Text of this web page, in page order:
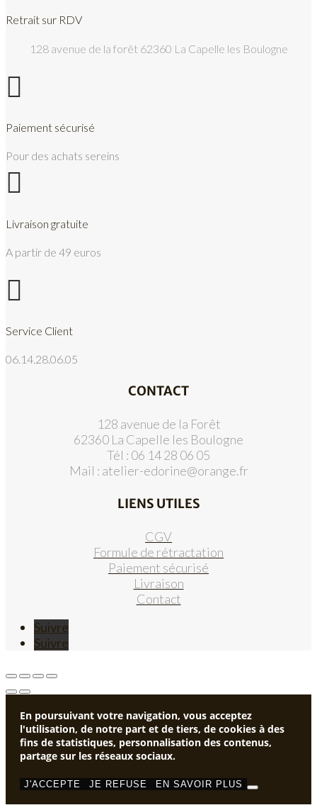
Retrait sur RDV
128 avenue de la forêt 62360 La Capelle les Boulogne

Paiement sécurisé
Pour des achats sereins

Livraison gratuite
A partir de 49 euros

Service Client
06.14.28.06.05
CONTACT
128 avenue de la Forêt
62360 La Capelle les Boulogne
Tél : 06 14 28 06 05
Mail : atelier-edorine@orange.fr
LIENS UTILES
CGV
Formule de rétractation
Paiement sécurisé
Livraison
Contact
Suivre
Suivre
En poursuivant votre navigation, vous acceptez
l'utilisation, de notre part et de tiers, de cookies à des
fins de statistiques, personnalisation des contenus,
partage sur les réseaux sociaux.
J'ACCEPTE JE REFUSE EN SAVOIR PLUS